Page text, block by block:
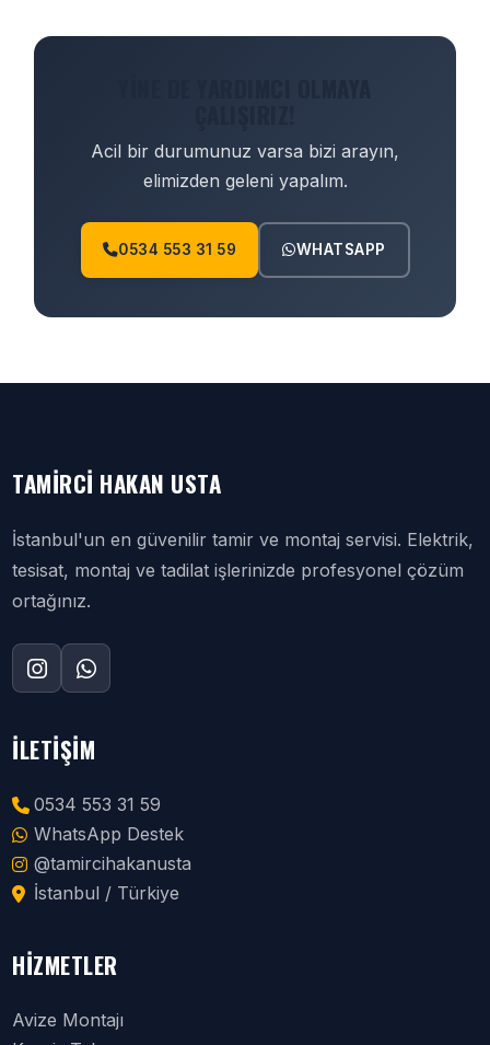
Acil bir durumunuz varsa bizi arayın,
elimizden geleni yapalım.
0534 553 31 59 WHATSAPP
TAMIRCI HAKAN USTA
İstanbul'un en güvenilir tamir ve montaj servisi. Elektrik,
tesisat, montaj ve tadilat işlerinizde profesyonel çözüm
ortağınız.
İLETIŞIM
0534 553 31 59
WhatsApp Destek
@tamircihakanusta
İstanbul / Türkiye
HIZMETLER
Avize Montajı